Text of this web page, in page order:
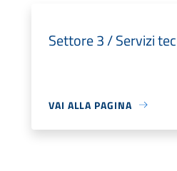
Settore 3 / Servizi
VAI ALLA PAGINA